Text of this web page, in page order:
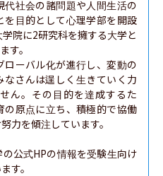
社会の諸問題や人間生活の
を目的として心理学部を開設
院に2研究科を擁する大学と
す。
ーバル化が進行し、変動の
さんは逞しく生きていく力
ん。その目的を達成するた
原点に立ち、積極的で協働
力を傾注しています。
公式HPの情報を受験生向け
す。